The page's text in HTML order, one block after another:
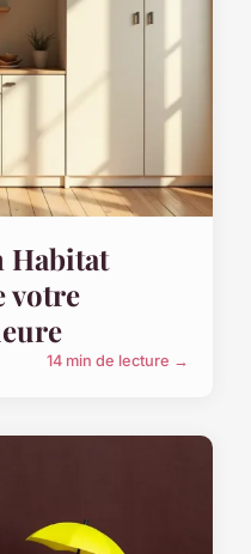
Habitat
votre
14 min de lecture →